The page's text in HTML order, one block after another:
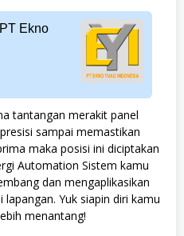
Ekno
tantangan merakit panel
sampai memastikan
maka posisi ini diciptakan
Automation Sistem kamu
dan mengaplikasikan
Yuk siapin diri kamu
menantang!